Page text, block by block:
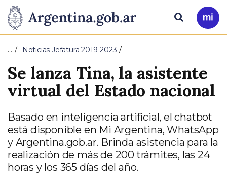
Presidencia
de
la
Nación
Pasar al contenido principal
Ir
a
Buscar
… Noticias Jefatura 2019-2023
Se lanza Tina, la asistente
virtual del Estado nacional
Basado en inteligencia artificial, el chatbot
está disponible en Mi Argentina, WhatsApp
y Argentina.gob.ar. Brinda asistencia para la
realización de más de 200 trámites, las 24
horas y los 365 días del año.